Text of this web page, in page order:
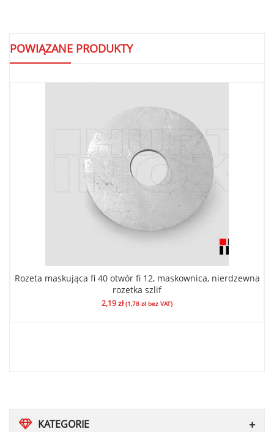
KATEGORIE
POWIĄZANE PRODUKTY
Rozeta maskująca fi 40 otwór fi 12, maskownica, nierdzewna
rozetka szlif
2,19zł (1,78 zł bez VAT)